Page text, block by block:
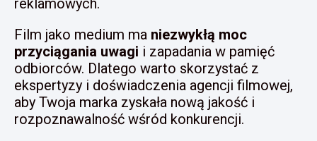
reklamowych.
Film jako medium ma niezwykłą moc
przyciągania uwagi i zapadania w pamięć
odbiorców. Dlatego warto skorzystać z
ekspertyzy i doświadczenia agencji filmowej,
aby Twoja marka zyskała nową jakość i
rozpoznawalność wśród konkurencji.